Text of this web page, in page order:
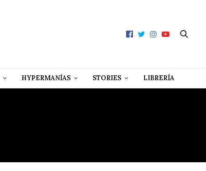
HYPERMANÍAS STORIES LIBRERÍA